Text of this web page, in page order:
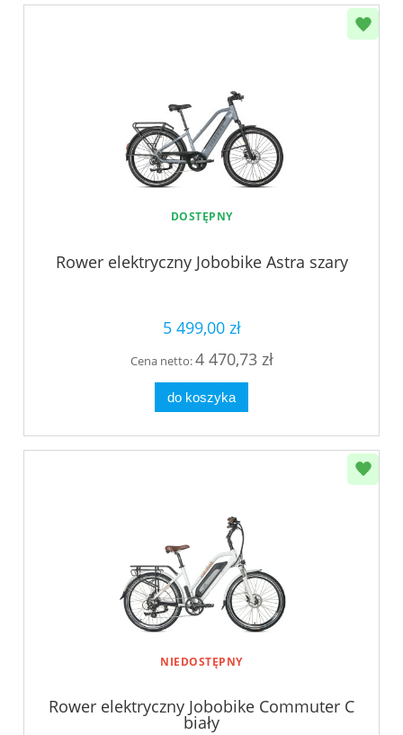
DOSTĘPNY
Rower elektryczny Jobobike Astra szary
5 499,00 zł
Cena netto:4 470,73 zł
do koszyka
NIEDOSTĘPNY
Rower elektryczny Jobobike Commuter C
biały